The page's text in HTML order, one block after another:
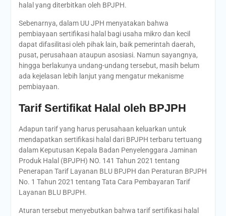
halal yang diterbitkan oleh BPJPH.
Sebenarnya, dalam UU JPH menyatakan bahwa
pembiayaan sertifikasi halal bagi usaha mikro dan kecil
dapat difasilitasi oleh pihak lain, baik pemerintah daerah,
pusat, perusahaan ataupun asosiasi. Namun sayangnya,
hingga berlakunya undang-undang tersebut, masih belum
ada kejelasan lebih lanjut yang mengatur mekanisme
pembiayaan.
Tarif Sertifikat Halal oleh BPJPH
Adapun tarif yang harus perusahaan keluarkan untuk
mendapatkan sertifikasi halal dari BPJPH terbaru tertuang
dalam Keputusan Kepala Badan Penyelenggara Jaminan
Produk Halal (BPJPH) NO. 141 Tahun 2021 tentang
Penerapan Tarif Layanan BLU BPJPH dan Peraturan BPJPH
No. 1 Tahun 2021 tentang Tata Cara Pembayaran Tarif
Layanan BLU BPJPH.
Aturan tersebut menyebutkan bahwa tarif sertifikasi halal